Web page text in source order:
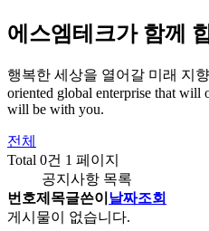
에스엠테크가 함께
행복한 세상을 열어갈 미래 지
oriented global enterprise that will
will be with you.
전체
Total 0건 1 페이지
공지사항 목록
번호제목글쓴이 날짜조회
게시물이 없습니다.